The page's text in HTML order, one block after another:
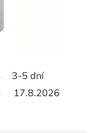
3-5 dní
17.8.2026